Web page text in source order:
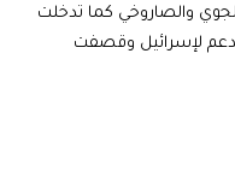
والصاروخي كما تدخلت
الدعم لإسرائيل وقصفت